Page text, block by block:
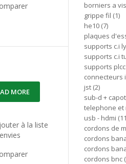
MORE
à la liste
borniers a
grippe fil 1
he10 7
plaques
supports c.i
supports c.i
supports plcc
connecteurs
jst 2
sub-d + capot
telephone et
usb - hdmi 11
cordons de
cordons
cordons
cordons bnc